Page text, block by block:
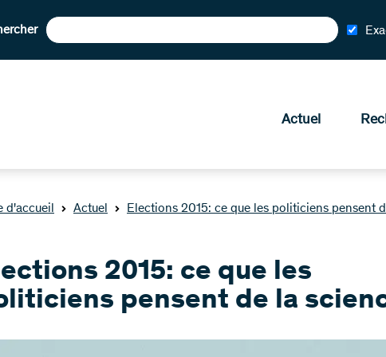
Actuel
d'accueil Actuel Elections 2015: ce que les politiciens pensent
2015: ce que les
pensent de la